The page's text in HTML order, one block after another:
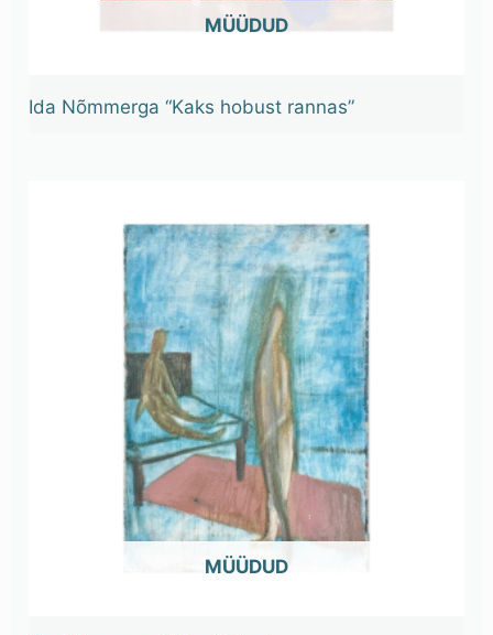
OUT OF STOCK
Ida Nõmmerga “Kaks hobust rannas”
OUT OF STOCK